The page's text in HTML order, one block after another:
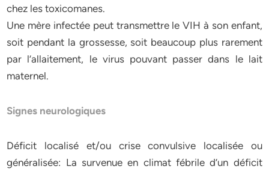
chez les toxicomanes.
Une mère infectée peut transmettre le VIH à son enfant,
soit pendant la grossesse, soit beaucoup plus rarement
par l’allaitement, le virus pouvant passer dans le lait
maternel.
Signes neurologiques
Déficit localisé et/ou crise convulsive localisée ou
généralisée: La survenue en climat fébrile d’un déficit